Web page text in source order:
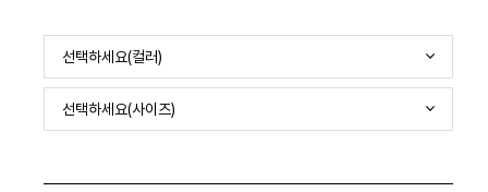
선택하세요(컬러)
선택하세요(사이즈)